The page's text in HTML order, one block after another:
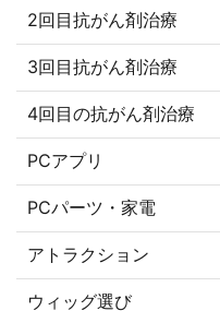
2回目抗がん剤治療
3回目抗がん剤治療
4回目の抗がん剤治療
PCアプリ
PCパーツ・家電
アトラクション
ウィッグ選び